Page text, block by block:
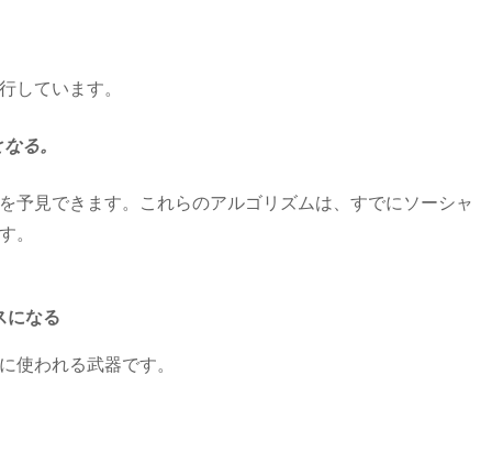
しています。
る。
予見できます。これらのアルゴリズムは、すでにソーシャ
。
になる
われる武器です。